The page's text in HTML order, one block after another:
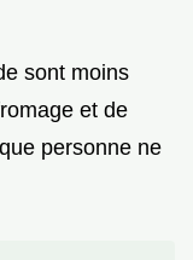
sont moins
et de
personne ne